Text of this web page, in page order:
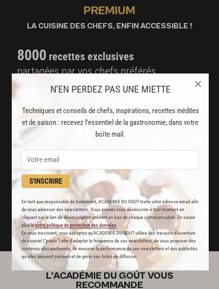
N’EN PERDEZ PAS UNE MIETTE
Techniques et conseils de chefs, inspirations, recettes inédites
et de saison : recevez l’essentiel de la gastronomie, dans votre
boîte mail.
S'INSCRIRE
En tant que responsable de traitement, ACADEMIE DU GOUT traite votre adresse email afin
de vous adresser des newsletters. Vous pouvez vous désinscrire à tout moment en
cliquant sur le lien de désinscription présent en bas de chaque communication. En savoir
plus lanotre politique de protection des données
En vous inscrivant, vous acceptez qu'ACADEMIE DU GOUT utilise des traceurs d’ouverture
de courriel (“pixels”) afin d’adapter la fréquence de ses newsletters, de vous proposer des
contenus plus pertinents, de mesurer la performance de ses newsletters et des publicités
qu’elles peuvent contenir et de gérer ses listes de diffusion.
×
PREMIUM
LA CUISINE DES CHEFS, ENFIN ACCESSIBLE !
8000 recettes exclusives
partagées par vos chefs préférés
2000
vidéos de recettes
et techniques de cuisine et pâtisserie
Des nouveautés
Stop pub
un service garanti sans publicité
JE M'ABONNE
DÉJÀ ABONNÉ(E) ? JE ME CONNECTE
L'ACADÉMIE DU GOÛT VOUS
RECOMMANDE